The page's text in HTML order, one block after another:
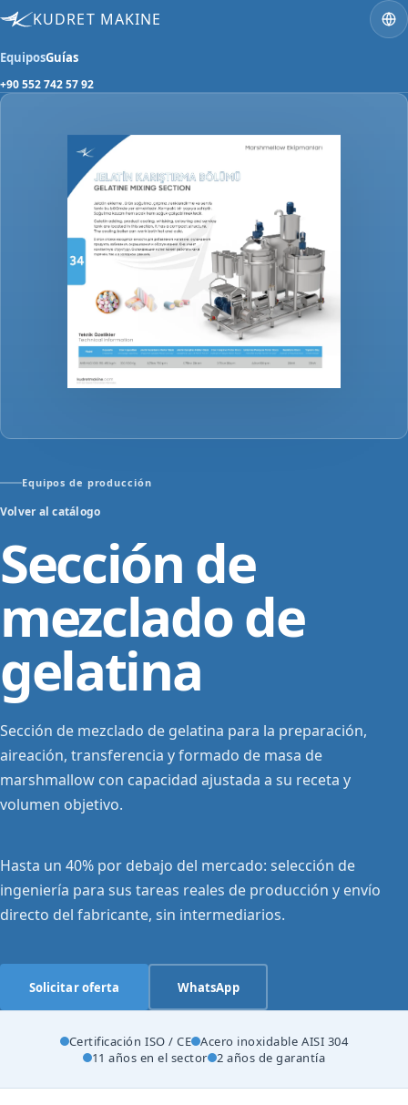
KUDRET MAKINE
EquiposGuías
+90 552 742 57 92
Equipos de producción
Volver al catálogo
Sección de
mezclado de
gelatina
Sección de mezclado de gelatina para la preparación,
aireación, transferencia y formado de masa de
marshmallow con capacidad ajustada a su receta y
volumen objetivo.
Hasta un 40% por debajo del mercado: selección de
ingeniería para sus tareas reales de producción y envío
directo del fabricante, sin intermediarios.
Solicitar oferta WhatsApp
Certificación ISO / CE Acero inoxidable AISI 304
11 años en el sector 2 años de garantía